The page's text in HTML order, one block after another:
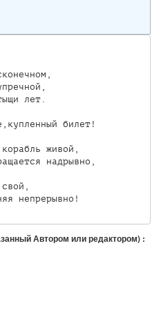
лет.
билет!
живой,
надрывно,
непрерывно!
Автором или редактором) :